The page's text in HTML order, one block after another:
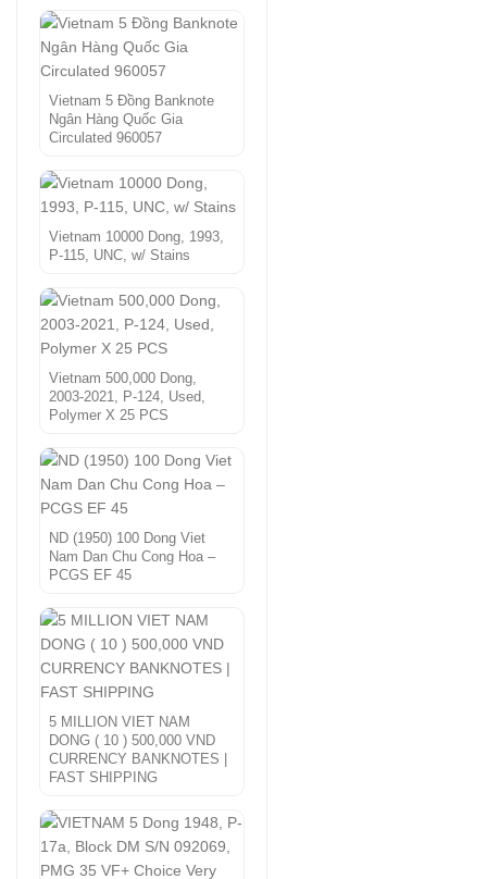
Vietnam 5 Đồng Banknote
Ngân Hàng Quốc Gia
Circulated 960057
Vietnam 10000 Dong, 1993,
P-115, UNC, w/ Stains
Vietnam 500,000 Dong,
2003-2021, P-124, Used,
Polymer X 25 PCS
ND (1950) 100 Dong Viet
Nam Dan Chu Cong Hoa –
PCGS EF 45
5 MILLION VIET NAM
DONG ( 10 ) 500,000 VND
CURRENCY BANKNOTES |
FAST SHIPPING